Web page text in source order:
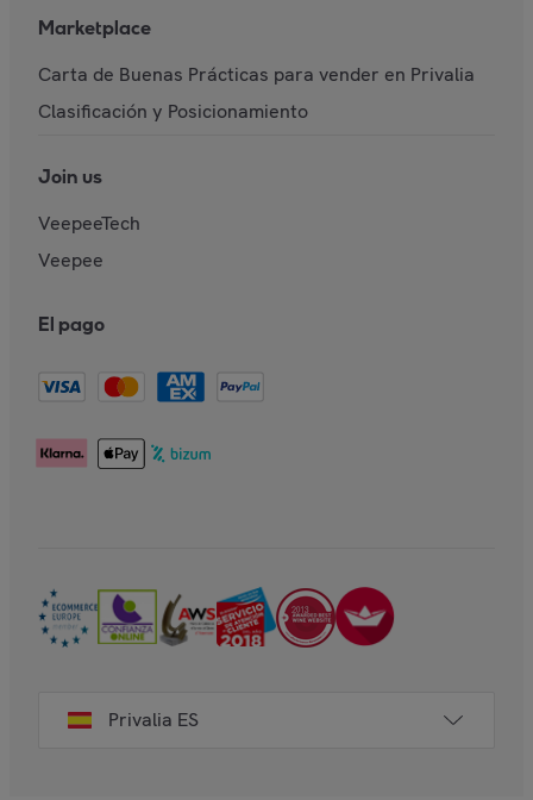
Marketplace
Carta de Buenas Prácticas para vender en Privalia
Clasificación y Posicionamiento
Join us
VeepeeTech
Veepee
El pago
Privalia ES